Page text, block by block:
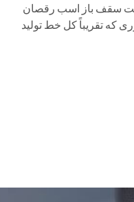
سقف باز اسب رقصان
که تقریباً کل خط تولید